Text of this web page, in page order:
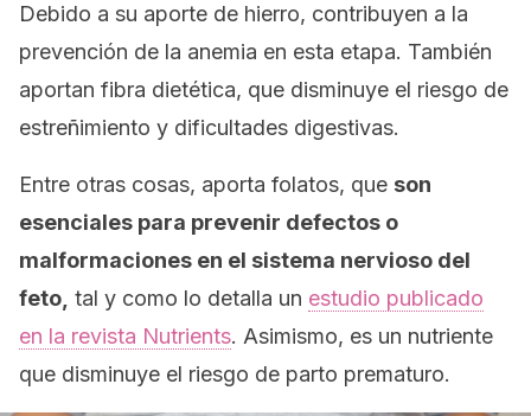
Debido a su aporte de hierro, contribuyen a la
prevención de la anemia en esta etapa. También
aportan fibra dietética, que disminuye el riesgo de
estreñimiento y dificultades digestivas.
Entre otras cosas, aporta folatos, que son
esenciales para prevenir defectos o
malformaciones en el sistema nervioso del
feto, tal y como lo detalla un estudio publicado
en la revista Nutrients. Asimismo, es un nutriente
que disminuye el riesgo de parto prematuro.